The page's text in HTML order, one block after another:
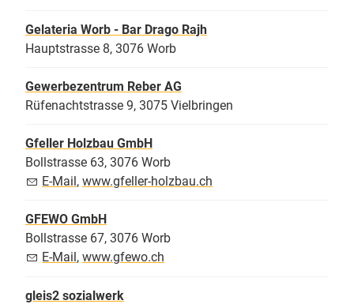
Gelateria Worb - Bar Drago Rajh
Hauptstrasse 8, 3076 Worb
Gewerbezentrum Reber AG
Rüfenachtstrasse 9, 3075 Vielbringen
Gfeller Holzbau GmbH
Bollstrasse 63, 3076 Worb
E-Mail, www.gfeller-holzbau.ch
GFEWO GmbH
Bollstrasse 67, 3076 Worb
E-Mail , www.gfewo.ch
gleis2 sozialwerk